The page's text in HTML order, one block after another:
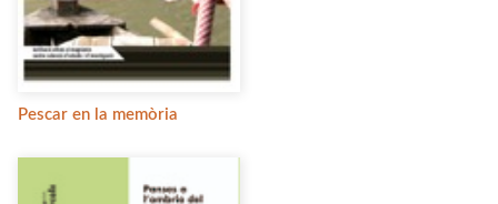
Pescar en la memòria